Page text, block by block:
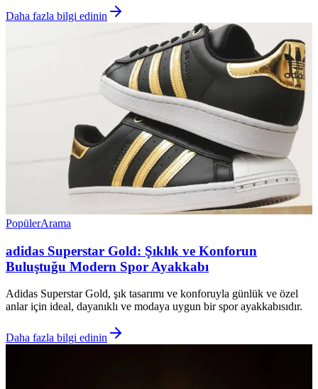
Daha fazla bilgi edinin
PopülerArama
adidas Superstar Gold: Şıklık ve Konforun
Buluştuğu Modern Spor Ayakkabı
Adidas Superstar Gold, şık tasarımı ve konforuyla günlük ve özel
anlar için ideal, dayanıklı ve modaya uygun bir spor ayakkabısıdır.
Daha fazla bilgi edinin